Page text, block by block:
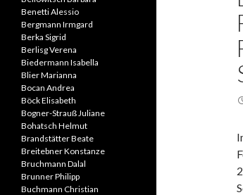
Benetti Alessio
Bergmann Irmgard
Berka Sigrid
Berlisg Verena
Biedermann Isabella
Blier Marianna
Bocan Andrea
Böck Elisabeth
Bogner-Strauß Juliane
Bohatsch Helmut
Brandstätter Beate
Breitebner Konstanze
Bruchmann Dalal
Brunner Philipp
Buchmann Christian